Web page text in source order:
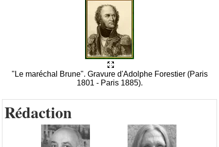
"Le maréchal Brune". Gravure d'Adolphe Forestier (Paris
1801 - Paris 1885).
Rédaction